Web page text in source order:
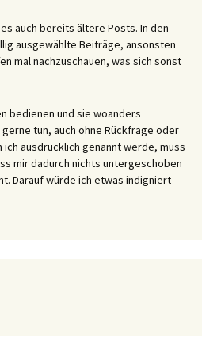
auch bereits ältere Posts. In den
ausgewählte Beiträge, ansonsten
mal nachzuschauen, was sich sonst
bedienen und sie woanders
tun, auch ohne Rückfrage oder
ich ausdrücklich genannt werde, muss
mir dadurch nichts untergeschoben
Darauf würde ich etwas indigniert